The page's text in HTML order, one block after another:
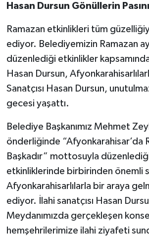
Hasan Dursun Gönüllerin
Ramazan etkinlikleri tüm
ediyor. Belediyemizin Ramazan
düzenlediği etkinlikler kapsamında
Hasan Dursun,
Sanatçısı Hasan Dursun,
gecesi yaşattı.
Belediye Başkanımız Mehmet
önderliğinde “Afyonkarahisar’da
Başkadır” mottosuyla
etkinliklerinde birbirinden önemli
Afyonkarahisarlılarla bir araya
ediyor. İlahi sanatçısı Hasan
Meydanımızda gerçekleşen
hemşehrilerimize ilahi ziyafeti